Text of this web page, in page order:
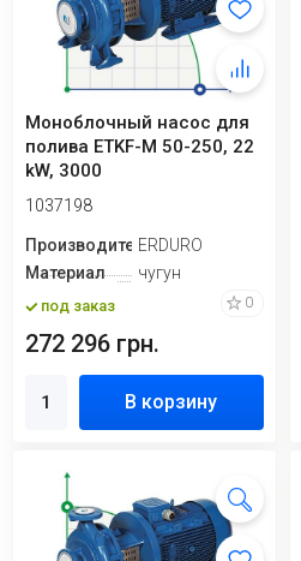
Моноблочный насос для
полива ETKF-M 50-250, 22
kW, 3000
1037198
ПроизводительERDURO
Материал
чугун
под заказ 0
272 296 грн.
В корзину